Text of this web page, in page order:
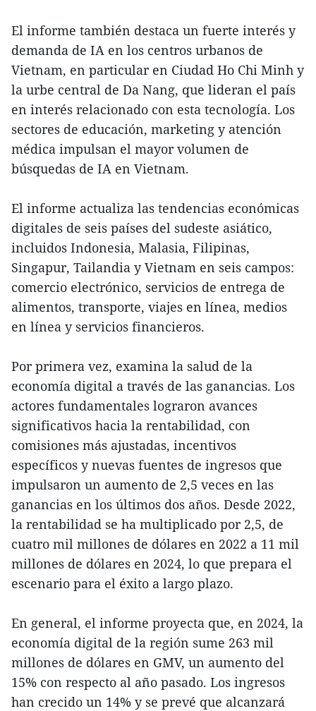
El informe también destaca un fuerte interés y
demanda de IA en los centros urbanos de
Vietnam, en particular en Ciudad Ho Chi Minh y
la urbe central de Da Nang, que lideran el país
en interés relacionado con esta tecnología. Los
sectores de educación, marketing y atención
médica impulsan el mayor volumen de
búsquedas de IA en Vietnam.
El informe actualiza las tendencias económicas
digitales de seis países del sudeste asiático,
incluidos Indonesia, Malasia, Filipinas,
Singapur, Tailandia y Vietnam en seis campos:
comercio electrónico, servicios de entrega de
alimentos, transporte, viajes en línea, medios
en línea y servicios financieros.
Por primera vez, examina la salud de la
economía digital a través de las ganancias. Los
actores fundamentales lograron avances
significativos hacia la rentabilidad, con
comisiones más ajustadas, incentivos
específicos y nuevas fuentes de ingresos que
impulsaron un aumento de 2,5 veces en las
ganancias en los últimos dos años. Desde 2022,
la rentabilidad se ha multiplicado por 2,5, de
cuatro mil millones de dólares en 2022 a 11 mil
millones de dólares en 2024, lo que prepara el
escenario para el éxito a largo plazo.
En general, el informe proyecta que, en 2024, la
economía digital de la región sume 263 mil
millones de dólares en GMV, un aumento del
15% con respecto al año pasado. Los ingresos
han crecido un 14% y se prevé que alcanzará